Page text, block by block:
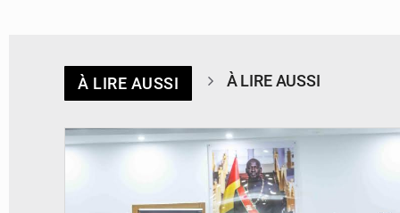
À LIRE AUSSI À LIRE AUSSI